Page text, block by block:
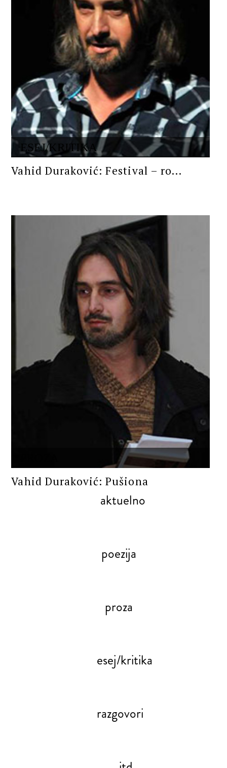
ESEJ/KRITIKA
Vahid Duraković: Festival – ro...
Vahid Duraković: Pušiona
aktuelno
poezija
proza
esej/kritika
razgovori